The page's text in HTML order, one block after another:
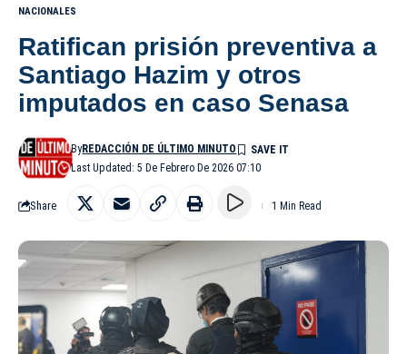
NACIONALES
Ratifican prisión preventiva a
Santiago Hazim y otros
imputados en caso Senasa
Last Updated: 5 De Febrero De 2026 07:10
ByREDACCIÓN DE ÚLTIMO MINUTO
Share 1 Min Read